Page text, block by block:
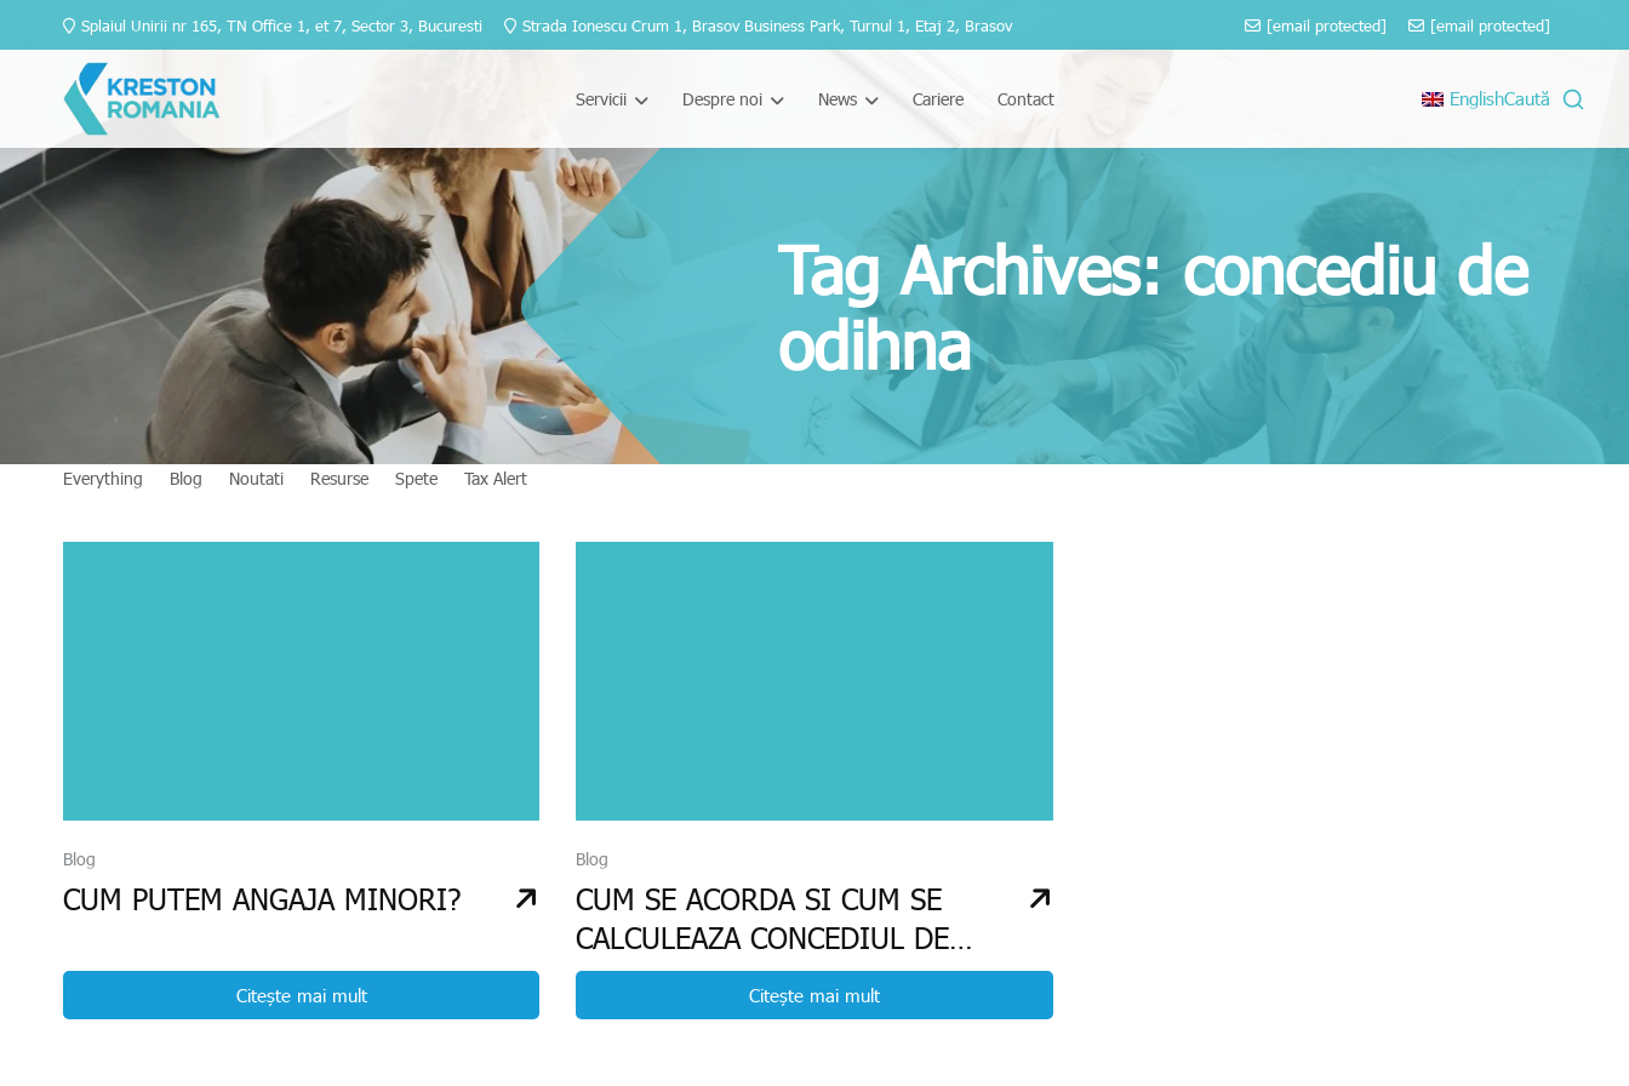
Splaiul Unirii nr 165, TN Office 1, et 7, Sector 3, Bucuresti Strada Ionescu Crum 1, Brasov Business Park, Turnul 1, Etaj 2, Brasov [email protected] [email protected]
Servicii Despre noi News Cariere Contact EnglishCaută
Tag Archives: concediu de
odihna
Everything Blog Noutati Resurse Spete Tax Alert
Blog
CUM PUTEM ANGAJA MINORI?
Citește mai mult
Blog
CUM SE ACORDA SI CUM SE
CALCULEAZA CONCEDIUL DE
ODIHNA?
Citește mai mult